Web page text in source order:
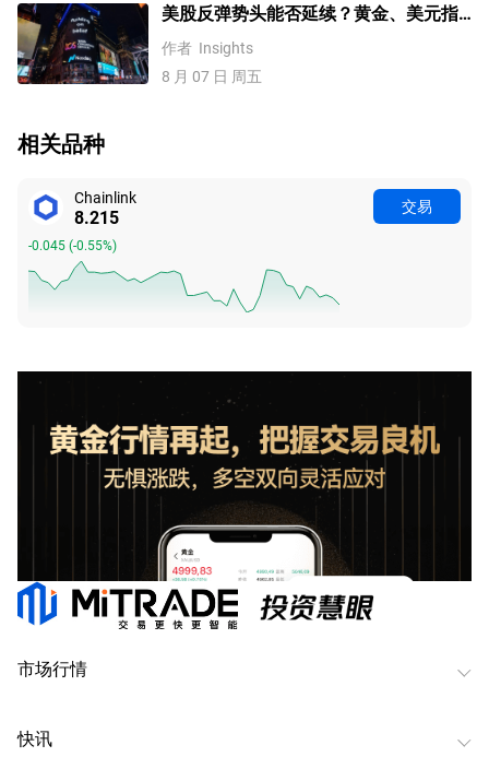
美股反弹势头能否延续？黄金、美元指
数、费半指数、纳指100技术分析
作者 Insights
8 月 07 日 周五
相关品种
Chainlink
8.209
-0.051(-0.61%)
交易
市场行情
快讯